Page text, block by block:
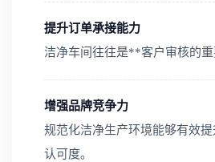
提升订单承接能力
洁净车间往往是**客户审核的重
增强品牌竞争力
规范化洁净生产环境能够有效
认可度。